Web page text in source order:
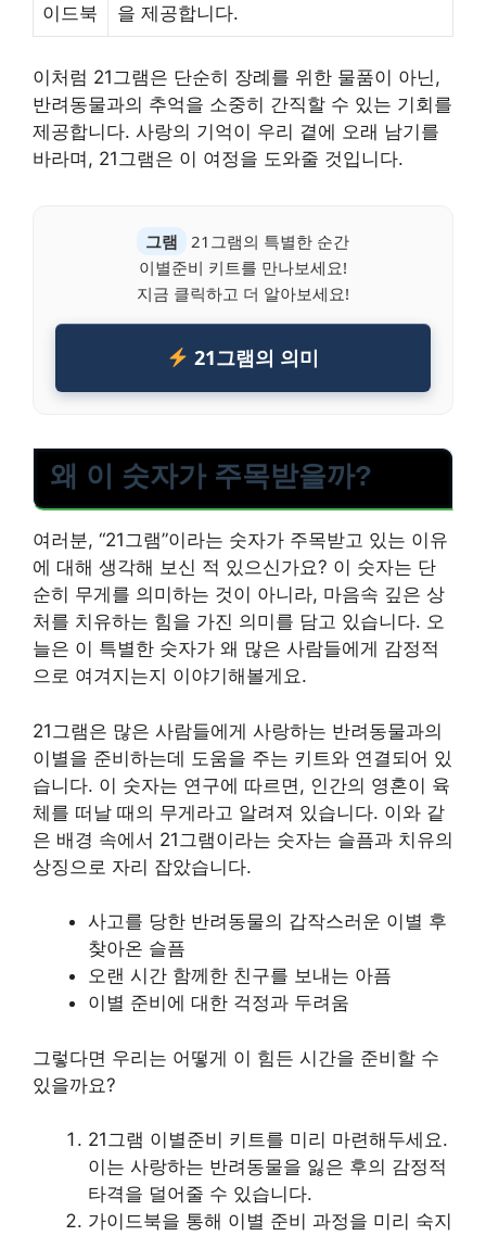
이드북
을 제공합니다.
이처럼 21그램은 단순히 장례를 위한 물품이 아닌,
반려동물과의 추억을 소중히 간직할 수 있는 기회를
제공합니다. 사랑의 기억이 우리 곁에 오래 남기를
바라며, 21그램은 이 여정을 도와줄 것입니다.
그램
21그램의 특별한 순간
이별준비 키트를 만나보세요!
지금 클릭하고 더 알아보세요!
21그램의 의미
왜 이 숫자가 주목받을까?
여러분, “21그램”이라는 숫자가 주목받고 있는 이유
에 대해 생각해 보신 적 있으신가요? 이 숫자는 단
순히 무게를 의미하는 것이 아니라, 마음속 깊은 상
처를 치유하는 힘을 가진 의미를 담고 있습니다. 오
늘은 이 특별한 숫자가 왜 많은 사람들에게 감정적
으로 여겨지는지 이야기해볼게요.
21그램은 많은 사람들에게 사랑하는 반려동물과의
이별을 준비하는데 도움을 주는 키트와 연결되어 있
습니다. 이 숫자는 연구에 따르면, 인간의 영혼이 육
체를 떠날 때의 무게라고 알려져 있습니다. 이와 같
은 배경 속에서 21그램이라는 숫자는 슬픔과 치유의
상징으로 자리 잡았습니다.
사고를 당한 반려동물의 갑작스러운 이별 후
찾아온 슬픔
오랜 시간 함께한 친구를 보내는 아픔
이별 준비에 대한 걱정과 두려움
그렇다면 우리는 어떻게 이 힘든 시간을 준비할 수
있을까요?
21그램 이별준비 키트를 미리 마련해두세요.
이는 사랑하는 반려동물을 잃은 후의 감정적
타격을 덜어줄 수 있습니다.
가이드북을 통해 이별 준비 과정을 미리 숙지